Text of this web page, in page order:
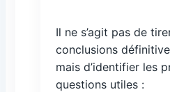
Il ne s’agit pas de
conclusions
mais d’identifier les
questions utiles :